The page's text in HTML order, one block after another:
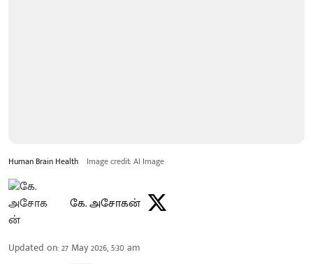
Human Brain Health Image credit: AI Image
கே. அசோகன்
Updated on:27 May 2026, 5:30 am